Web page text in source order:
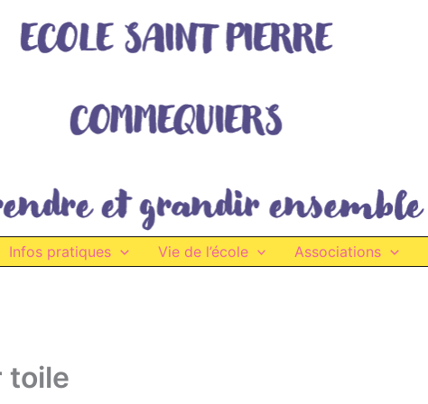
Infos pratiques Vie de l’école Associations
toile